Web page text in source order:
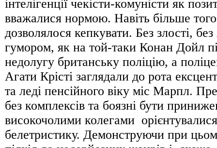
інтелігенції чекісти-комуністи як
вважалися нормою. Навіть більше
дозволялося кепкувати. Без злості,
гумором, як на той-таки Конан Дойл
недолугу британську поліцію, а
Агати Крісті заглядали до рота
та леді пенсійного віку міс Марпл.
без комплексів та боязні бути
високочолими колегами
белетристику. Демонструючи при